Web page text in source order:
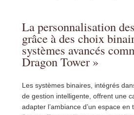
La personnalisation
grâce à des choix
systèmes avancés
Dragon Tower »
Les systèmes binaires, intégrés
de gestion intelligente, offrent une
adapter l’ambiance d’un espace en